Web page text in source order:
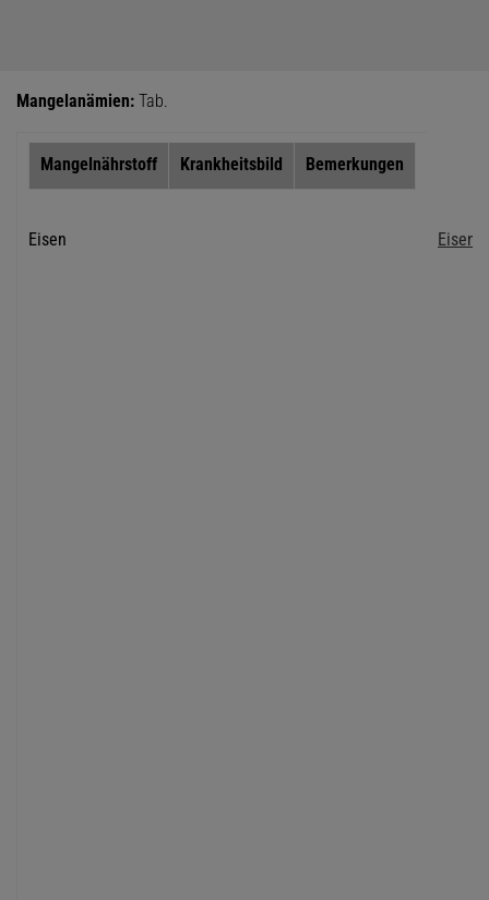
Mangelanämien: Tab.
Mangelnährstoff Krankheitsbild Bemerkungen
Eisen